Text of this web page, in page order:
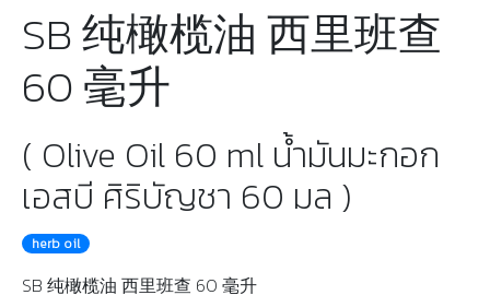
SB 纯橄榄油 西里班查
60 毫升
( Olive Oil 60 ml น้ำมันมะกอก
เอสบี ศิริบัญชา 60 มล )
herb oil
SB 纯橄榄油 西里班查 60 毫升